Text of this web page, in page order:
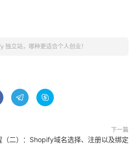
立站，哪种更适合个人创业！
 
下一篇
二）：Shopify域名选择、注册以及绑定